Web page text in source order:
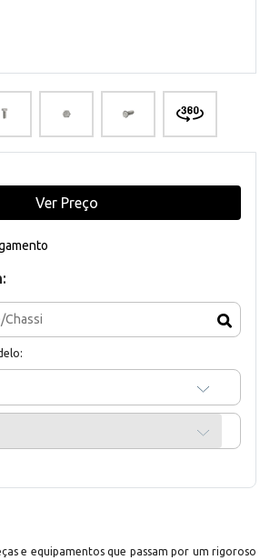
Ver Preço
e equipamentos que passam por um rigoroso